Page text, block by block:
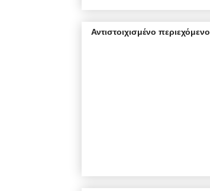
Αντιστοιχισμένο περιεχόμενο